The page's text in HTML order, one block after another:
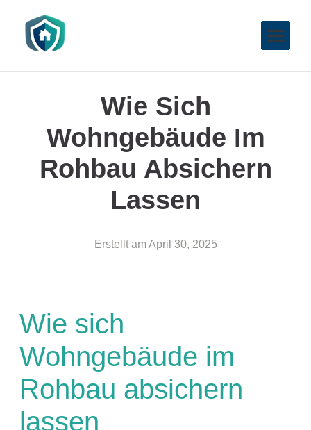
Wie Sich
Wohngebäude Im
Rohbau Absichern
Lassen
Erstellt am April 30, 2025
Wie sich
Wohngebäude im
Rohbau absichern
lassen